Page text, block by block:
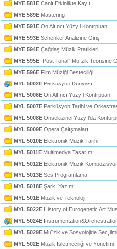
MYE 581E Canlı Etkinlikte Kayıt
MYE 589E Mastering
MYE 591E On Altıncı Yüzyıl Kontrpuanı
MYE 593E Schenker Analizine Giriş
MYE 594E Çağdaş Müzik Pratikleri
MYE 595E “Post Tonal” Mu¨zik Teorisine
MYE 596E Film Müziği Besteciliği
MYL 5002E Perküsyon Dünyası
MYL 5006E On Altıncı Yüzyıl Kontrpuanı
MYL 5007E Perküsyon Tarihi ve
MYL 5008E Onsekizinci Yüzyıl’da
MYL 5009E Opera Çalışmaları
MYL 5010E Elektronik Müzik Tarihi
MYL 5011E Multimedya Tasarımı
MYL 5012E Elektronik Müzik
MYL 5013E Ses Programlama
MYL 5018E Şarkı Yazımı
MYL 501E Müzik ve Teknoloji
MYL 5022E History of Eurogenetic Art
MYL 5024E
MYL 5029E Mu¨zik ve Sosyolojide
MYL 502E Müzik İşletmeciliği ve Yönetimi